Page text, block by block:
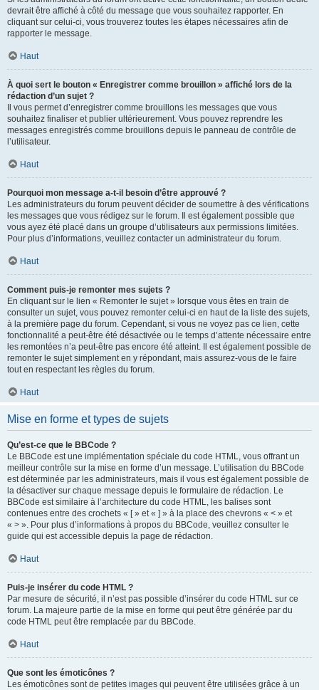
devrait être affiché à côté du message que vous souhaitez rapporter. En
cliquant sur celui-ci, vous trouverez toutes les étapes nécessaires afin de
rapporter le message.
Haut
À quoi sert le bouton « Enregistrer comme brouillon » affiché lors de la
rédaction d’un sujet ?
Il vous permet d’enregistrer comme brouillons les messages que vous
souhaitez finaliser et publier ultérieurement. Vous pouvez reprendre les
messages enregistrés comme brouillons depuis le panneau de contrôle de
l’utilisateur.
Haut
Pourquoi mon message a-t-il besoin d’être approuvé ?
Les administrateurs du forum peuvent décider de soumettre à des vérifications
les messages que vous rédigez sur le forum. Il est également possible que
vous ayez été placé dans un groupe d’utilisateurs aux permissions limitées.
Pour plus d’informations, veuillez contacter un administrateur du forum.
Haut
Comment puis-je remonter mes sujets ?
En cliquant sur le lien « Remonter le sujet » lorsque vous êtes en train de
consulter un sujet, vous pouvez remonter celui-ci en haut de la liste des sujets,
à la première page du forum. Cependant, si vous ne voyez pas ce lien, cette
fonctionnalité a peut-être été désactivée ou le temps d’attente nécessaire entre
les remontées n’a peut-être pas encore été atteint. Il est également possible de
remonter le sujet simplement en y répondant, mais assurez-vous de le faire
tout en respectant les règles du forum.
Haut
Mise en forme et types de sujets
Qu’est-ce que le BBCode ?
Le BBCode est une implémentation spéciale du code HTML, vous offrant un
meilleur contrôle sur la mise en forme d’un message. L’utilisation du BBCode
est déterminée par les administrateurs, mais il vous est également possible de
la désactiver sur chaque message depuis le formulaire de rédaction. Le
BBCode est similaire à l’architecture du code HTML, les balises sont
contenues entre des crochets « [ » et « ] » à la place des chevrons « < » et
« > ». Pour plus d’informations à propos du BBCode, veuillez consulter le
guide qui est accessible depuis la page de rédaction.
Haut
Puis-je insérer du code HTML ?
Par mesure de sécurité, il n’est pas possible d’insérer du code HTML sur ce
forum. La majeure partie de la mise en forme qui peut être générée par du
code HTML peut être remplacée par du BBCode.
Haut
Que sont les émoticônes ?
Les émoticônes sont de petites images qui peuvent être utilisées grâce à un